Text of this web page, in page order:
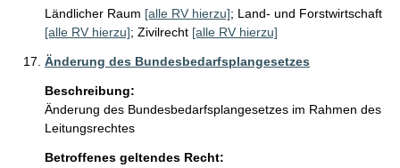
Ländlicher Raum [alle RV hierzu]; Land- und Forstwirtschaft
[alle RV hierzu]; Zivilrecht [alle RV hierzu]
Änderung des Bundesbedarfsplangesetzes
Beschreibung:
Änderung des Bundesbedarfsplangesetzes im Rahmen des
Leitungsrechtes
Betroffenes geltendes Recht: